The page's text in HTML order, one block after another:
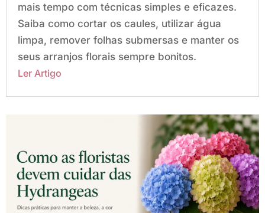
mais tempo com técnicas simples e eficazes.
Saiba como cortar os caules, utilizar água
limpa, remover folhas submersas e manter os
seus arranjos florais sempre bonitos.